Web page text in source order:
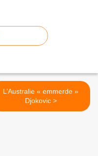
L’Australie « emmerde »
Djokovic >